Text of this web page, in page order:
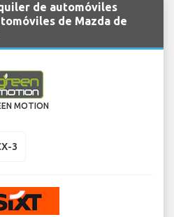
de automóviles
de Mazda de
MOTION
3